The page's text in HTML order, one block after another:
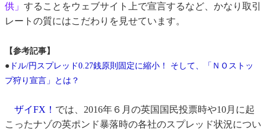
供」 することをウェブサイト上で宣言するなど、かなり取引
レートの質にはこだわりを見せています。
【参考記事】
● ドル/円スプレッド0.27銭原則固定に縮小！ そして、「ＮＯストッ
プ狩り宣言」とは？
ザイFX！ では、2016年６月の英国国民投票時や10月に起
こったナゾの英ポンド暴落時の各社のスプレッド状況につい